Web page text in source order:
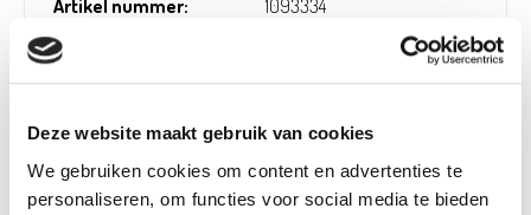
Deze website maakt gebruik van cookies
We gebruiken cookies om content en advertenties te
personaliseren, om functies voor social media te bieden
Artikel nummer:
1093334
Verantwoordelijk marktdeelnemer in de EU
Bekijk gegevens